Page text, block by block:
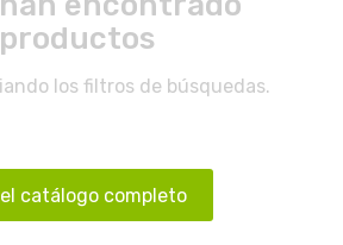
productos
los filtros de búsquedas.
catálogo completo